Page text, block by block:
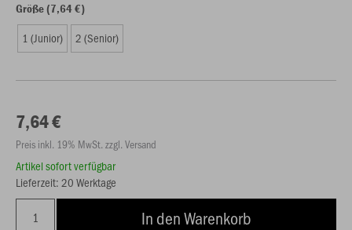
Größe (7,64 €)
1 (Junior) 2 (Senior)
7,64 €
Preis inkl. 19% MwSt. zzgl. Versand
Artikel sofort verfügbar
Lieferzeit: 20 Werktage
In den Warenkorb